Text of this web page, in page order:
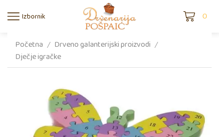
Izbornik 0
Početna / Drveno galanterijski proizvodi /
Dječje igračke